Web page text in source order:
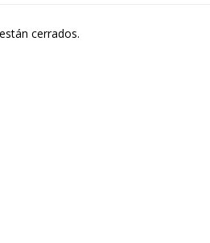
cerrados.